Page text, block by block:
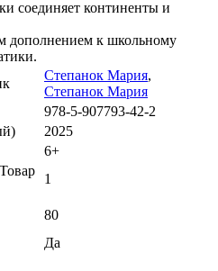
соединяет континенты и
дополнением к школьному
Степанок Мария,
Степанок Мария
978-5-907793-42-2
2025
6+
1
80
Да